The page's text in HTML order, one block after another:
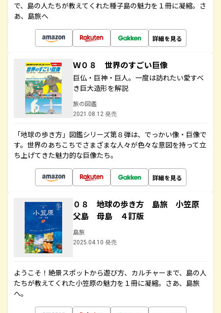
で、島の人たちが教えてくれた種子島の魅力を１冊に凝縮。さ
あ、島旅へ
詳細を見る
Ｗ０８ 世界のすごい巨像
巨仏・巨神・巨人。一度は訪れたい愛すべ
き巨大造形を解説
旅の図鑑
2021.08.12 発売
「地球の歩き方」図鑑シリーズ第８弾は、でっかい像・巨像で
す。世界のあちこちでさまざまな人々が色々な意図を持って立
ち上げてきた魅力的な巨像たち。
詳細を見る
０８ 地球の歩き方 島旅 小笠原
父島 母島 ４訂版
島旅
2025.04.10 発売
ようこそ！絶景スポットから遊び方、カルチャーまで、島の人
たちが教えてくれた小笠原の魅力を１冊に凝縮。さあ、島旅
へ。